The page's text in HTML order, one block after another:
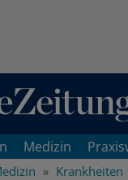
Medizin
Krankheiten